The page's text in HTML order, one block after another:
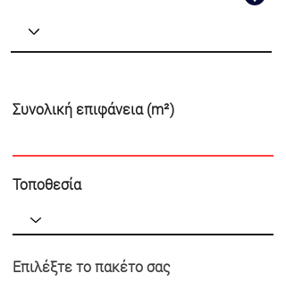
Συνολική επιφάνεια (m²)
Τοποθεσία
Επιλέξτε το πακέτο σας